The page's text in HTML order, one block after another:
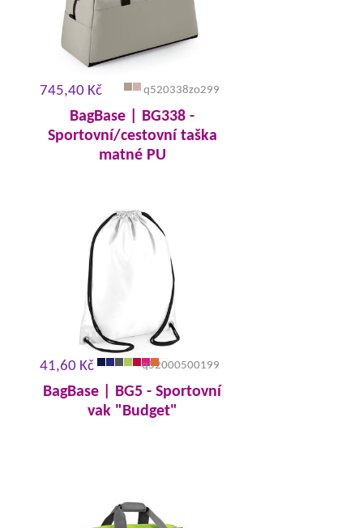
745,40 Kč q520338zo299
BagBase | BG338 -
Sportovní/cestovní taška
matné PU
41,60 Kč q52000500199
BagBase | BG5 - Sportovní
vak "Budget"